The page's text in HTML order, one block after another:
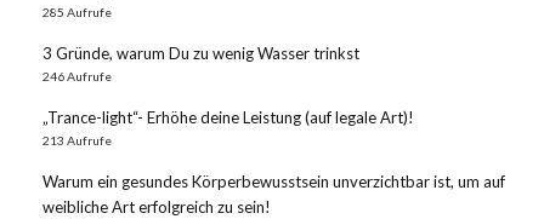
285 Aufrufe
3 Gründe, warum Du zu wenig Wasser trinkst
246 Aufrufe
„Trance-light“- Erhöhe deine Leistung (auf legale Art)!
213 Aufrufe
Warum ein gesundes Körperbewusstsein unverzichtbar ist, um auf
weibliche Art erfolgreich zu sein!